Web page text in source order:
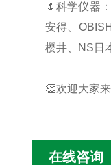
🌷科学仪器
安得、
樱井、NS日
👏欢迎大家
在线咨询